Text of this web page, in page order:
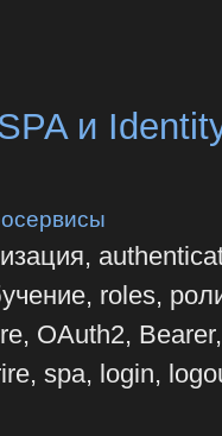
и
roles,
OAuth2,
spa, login,